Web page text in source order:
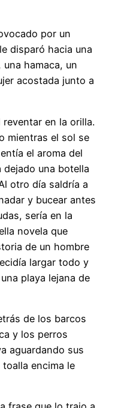
por un
disparó hacia una
hamaca, un
acostada junto a
en la orilla.
mientras el sol se
el aroma del
dejado una botella
otro día saldría a
y bucear antes
sería en la
novela que
de un hombre
largar todo y
playa lejana de
de los barcos
y los perros
aguardando sus
encima le